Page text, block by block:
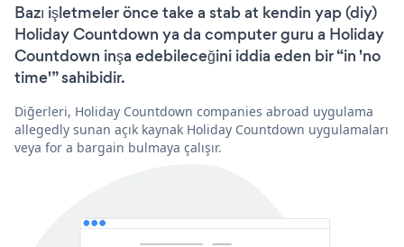
Bazı işletmeler önce take a stab at kendin yap (diy)
Holiday Countdown ya da computer guru a Holiday
Countdown inşa edebileceğini iddia eden bir “in 'no
time'” sahibidir.
Diğerleri, Holiday Countdown companies abroad uygulama
allegedly sunan açık kaynak Holiday Countdown uygulamaları
veya for a bargain bulmaya çalışır.